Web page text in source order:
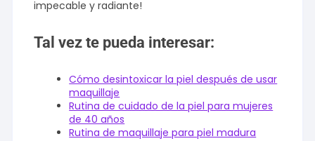
impecable y radiante!
Tal vez te pueda interesar:
Cómo desintoxicar la piel después de usar
maquillaje
Rutina de cuidado de la piel para mujeres
de 40 años
Rutina de maquillaje para piel madura